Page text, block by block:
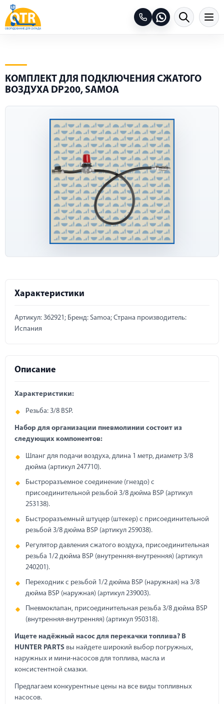
КОМПЛЕКТ ДЛЯ ПОДКЛЮЧЕНИЯ СЖАТОГО
ВОЗДУХА DP200, SAMOA
Характеристики
Артикул: 362921; Бренд: Samoa; Страна производитель:
Испания
Описание
Характеристики:
Резьба: 3/8 BSP.
Набор для организации пневмолинии состоит из
следующих компонентов:
Шланг для подачи воздуха, длина 1 метр, диаметр 3/8
дюйма (артикул 247710).
Быстроразъемное соединение (гнездо) с
присоединительной резьбой 3/8 дюйма BSP (артикул
253138).
Быстроразъемный штуцер (штекер) с присоединительной
резьбой 3/8 дюйма BSP (артикул 259038).
Регулятор давления сжатого воздуха, присоединительная
резьба 1/2 дюйма BSP (внутренняя-внутренняя) (артикул
240201).
Переходник с резьбой 1/2 дюйма BSP (наружная) на 3/8
дюйма BSP (наружная) (артикул 239003).
Пневмоклапан, присоединительная резьба 3/8 дюйма BSP
(внутренняя-внутренняя) (артикул 950318).
Ищете надёжный насос для перекачки топлива? В
HUNTER PARTS вы найдете широкий выбор погружных,
наружных и мини-насосов для топлива, масла и
консистентной смазки.
Предлагаем конкурентные цены на все виды топливных
насосов.